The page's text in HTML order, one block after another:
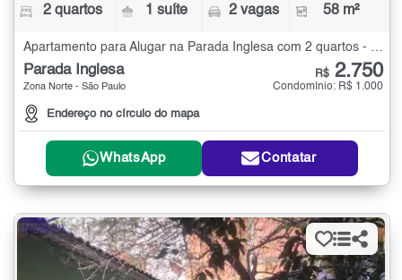
2 quartos 1 suíte 2 vagas 58 m²
Apartamento para Alugar na Parada Inglesa com 2 quartos - 58 m²
Parada Inglesa
Zona Norte - São Paulo
Endereço no círculo do mapa
R$ 2.750
Condomínio: R$ 1.000
WhatsApp Contatar